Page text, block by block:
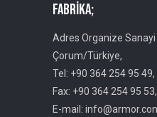
Fabrika;
Adres Organize Sanayi
Çorum/Türkiye,
Tel: +90 364 254 95 49,
Fax: +90 364 254 95 53,
E-mail: